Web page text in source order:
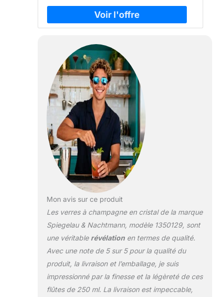
Mon avis sur ce produit
Les verres à champagne en cristal de la marque
Spiegelau & Nachtmann, modèle 1350129, sont
une véritable révélationen termes de qualité.
Avec une note de 5 sur 5 pour la qualité du
produit, la livraison et l’emballage, je suis
impressionné par la finesse et la légèreté de ces
flûtes de 250 ml. La livraison est impeccable,